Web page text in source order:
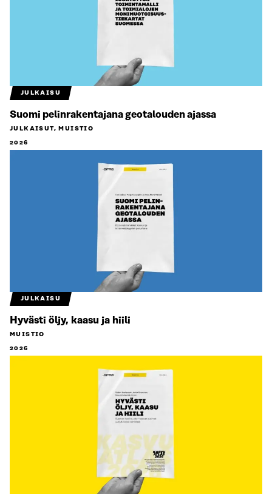
JULKAISU
Suomi pelinrakentajana geotalouden ajassa
JULKAISUT, MUISTIO
2026
JULKAISU
Hyvästi öljy, kaasu ja hiili
MUISTIO
2026